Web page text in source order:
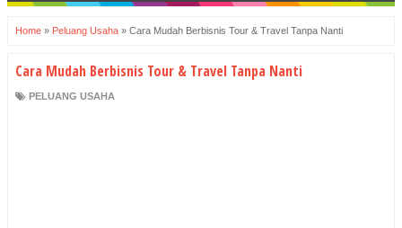
Home » Peluang Usaha » Cara Mudah Berbisnis Tour & Travel Tanpa Nanti
Cara Mudah Berbisnis Tour & Travel Tanpa Nanti
PELUANG USAHA